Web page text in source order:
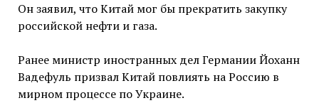
Он заявил, что Китай мог бы прекратить закупку
российской нефти и газа.
Ранее министр иностранных дел Германии Йоханн
Вадефуль призвал Китай повлиять на Россию в
мирном процессе по Украине.